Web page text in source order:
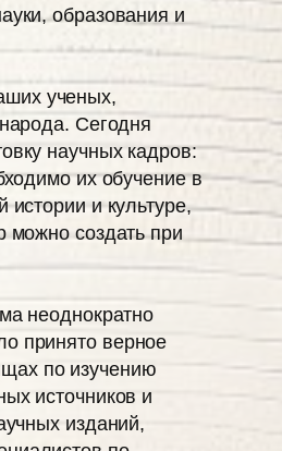
образования и
ученых,
Сегодня
научных кадров:
их обучение в
и культуре,
можно создать при
неоднократно
принято верное
по изучению
источников и
изданий,